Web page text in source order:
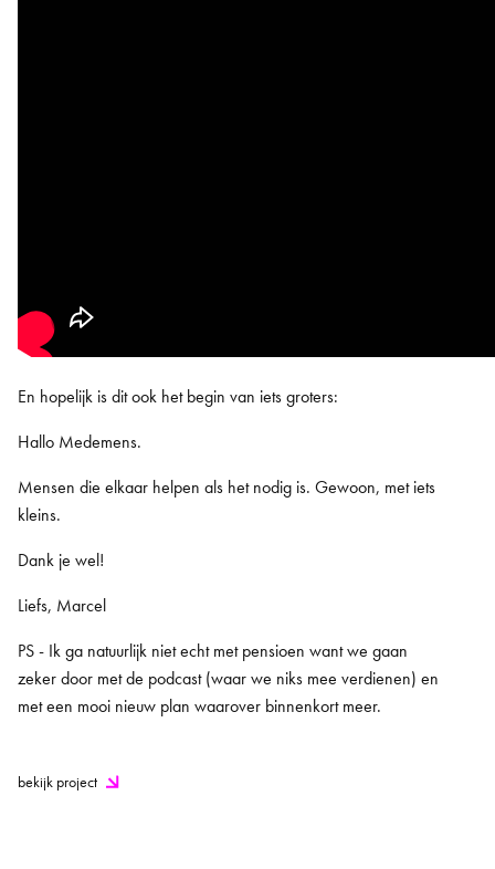
En hopelijk is dit ook het begin van iets groters:
Hallo Medemens.
Mensen die elkaar helpen als het nodig is. Gewoon, met iets
kleins.
Dank je wel!
Liefs, Marcel
PS - Ik ga natuurlijk niet echt met pensioen want we gaan
zeker door met de podcast (waar we niks mee verdienen) en
met een mooi nieuw plan waarover binnenkort meer.
bekijk project